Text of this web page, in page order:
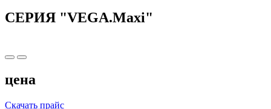
CЕРИЯ "VEGA.Maxi"
цена
Скачать прайс